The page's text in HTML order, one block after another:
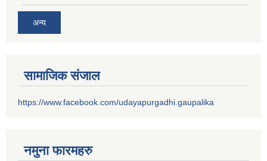
अन्य
सामाजिक संजाल
https://www.facebook.com/udayapurgadhi.gaupalika
नमुना फारमहरु